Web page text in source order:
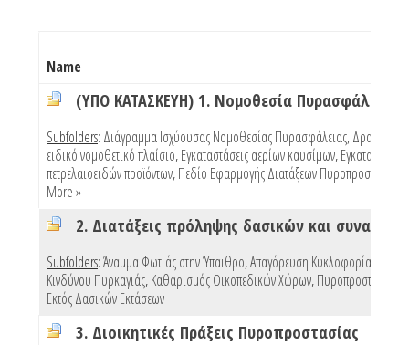
Name
(ΥΠΟ ΚΑΤΑΣΚΕΥΗ) 1. Νομοθεσία Πυρασφάλειας
Subfolders: Διάγραμμα Ισχύουσας Νομοθεσίας Πυρασφάλειας,
ειδικό νομοθετικό πλαίσιο,Εγκαταστάσεις αερίων καυσίμων,Εγκαταστάσεις
πετρελαιοειδών προϊόντων,Πεδίο Εφαρμογής Διατάξεων Πυροπροστασίας
More »
Subfolders:Άναμμα Φωτιάς στην Ύπαιθρο,Απαγόρευση Κυκλοφορίας Λόγω
Κινδύνου Πυρκαγιάς,Καθαρισμός Οικοπεδικών Χώρων,Πυροπροστασία
Εκτός Δασικών Εκτάσεων
3. Διοικητικές Πράξεις Πυροπροστασίας